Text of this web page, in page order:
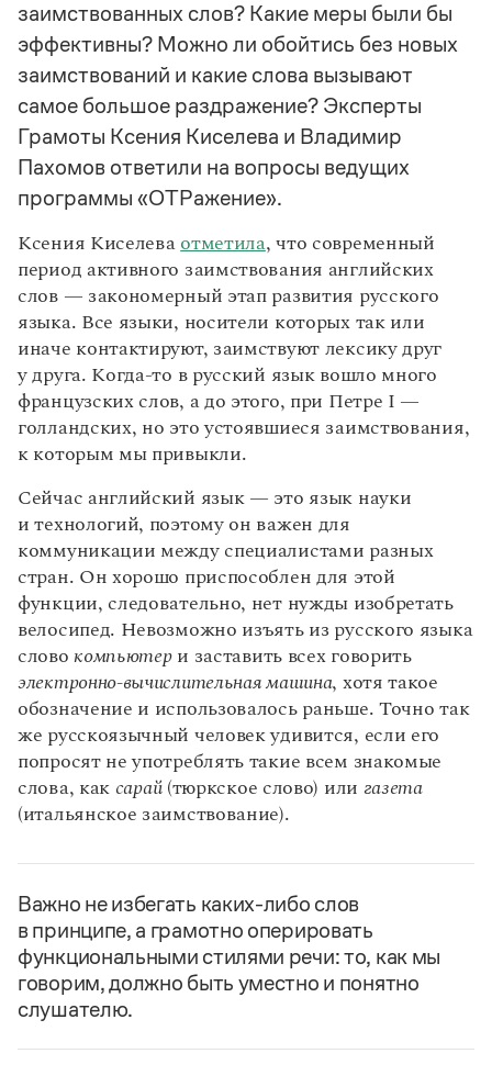
Словари русского языка как государственного
Справочники
Правила русской орфографии и пунктуации
Русский язык. Краткий теоретический курс
для школьников
Справочник по пунктуации
Справочник по фразеологии
Азбучные истины
Словарь-справочник непростые слова
Все справочники портала
Журнал
Статьи
Монологи
Интервью
Лекции и подкасты
Рекомендуем
Учебник Грамоты
Правила русского языка: от азов до тонкостей
Интерактивные упражнения: от простого к сложному
Скороговорки
Словари
Научпоп
Учебники и справочники
Все книги
Управление в русском языке
Словарь методических терминов
Правила русской орфографии и пунктуации
заимствованных слов? Какие меры были бы
эффективны? Можно ли обойтись без новых
заимствований и какие слова вызывают
самое большое раздражение? Эксперты
Грамоты Ксения Киселева и Владимир
Пахомов ответили на вопросы ведущих
программы «ОТРажение».
Ксения Киселева отметила, что современный
период активного заимствования английских
слов — закономерный этап развития русского
языка. Все языки, носители которых так или
иначе контактируют, заимствуют лексику друг
у друга. Когда-то в русский язык вошло много
французских слов, а до этого, при Петре I —
голландских, но это устоявшиеся заимствования,
к которым мы привыкли.
Сейчас английский язык — это язык науки
и технологий, поэтому он важен для
коммуникации между специалистами разных
стран. Он хорошо приспособлен для этой
функции, следовательно, нет нужды изобретать
велосипед. Невозможно изъять из русского языка
словокомпьютери заставить всех говорить
электронно-вычислительная машина, хотя такое
обозначение и использовалось раньше. Точно так
же русскоязычный человек удивится, если его
попросят не употреблять такие всем знакомые
слова, как сарай(тюркское слово) или газета
(итальянское заимствование).
Важно не избегать каких-либо слов
в принципе, а грамотно оперировать
функциональными стилями речи: то, как мы
говорим, должно быть уместно и понятно
слушателю.